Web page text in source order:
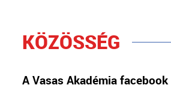
KÖZÖSSÉG
A Vasas Akadémia